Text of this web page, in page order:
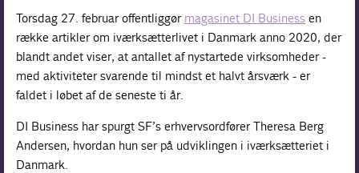
Torsdag 27. februar offentliggør magasinet DI Business en
række artikler om iværksætterlivet i Danmark anno 2020, der
blandt andet viser, at antallet af nystartede virksomheder -
med aktiviteter svarende til mindst et halvt årsværk - er
faldet i løbet af de seneste ti år.
DI Business har spurgt SF’s erhvervsordfører Theresa Berg
Andersen, hvordan hun ser på udviklingen i iværksætteriet i
Danmark.